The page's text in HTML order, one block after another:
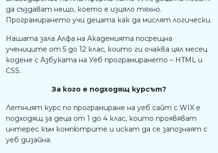
да създават нещо, което е изцяло тяхно.
Програмирането учи децата как да мислят логически.
Нашата зала Алфа на Академията посрещна
учениците от 5 до 12 клас, които ги очаква цял месец
кодене с Азбуката на Уеб програмирането – HTML и
CSS.
За кого е подходящ курсът?
Летният курс по програмиране на уеб сайт с WIX е
подходящ за деца от 1 до 4 клас, които проявяват
интерес към компютрите и искат да се запознаят с
уеб дизайна.